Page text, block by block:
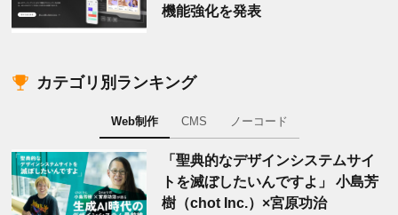
機能強化を発表
カテゴリ別ランキング
Web制作 CMS ノーコード
「聖典的なデザインシステムサイ
トを滅ぼしたいんですよ」 小島芳
樹（chot Inc.）×宮原功治